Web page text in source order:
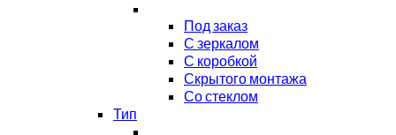
Под заказ
С зеркалом
С коробкой
Скрытого монтажа
Со стеклом
Тип